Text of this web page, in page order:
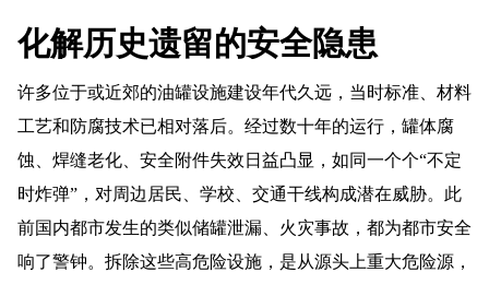
化解历史遗留的安全隐患
许多位于或近郊的油罐设施建设年代久远，当时标准、材料
工艺和防腐技术已相对落后。经过数十年的运行，罐体腐
蚀、焊缝老化、安全附件失效日益凸显，如同一个个“不定
时炸弹”，对周边居民、学校、交通干线构成潜在威胁。此
前国内都市发生的类似储罐泄漏、火灾事故，都为都市安全
响了警钟。拆除这些高危险设施，是从源头上重大危险源，